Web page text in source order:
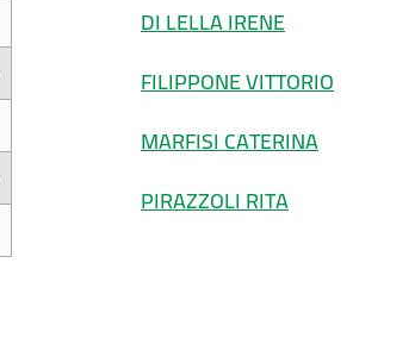
DI LELLA IRENE
FILIPPONE VITTORIO
MARFISI CATERINA
PIRAZZOLI RITA